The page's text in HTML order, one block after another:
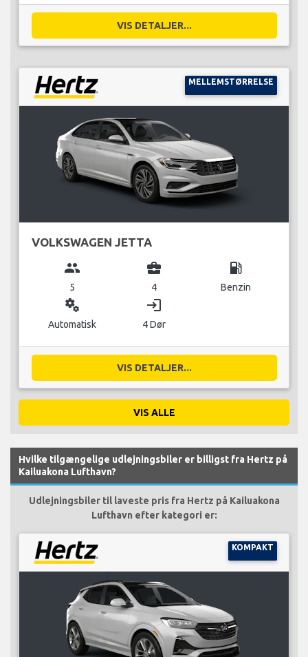
VIS DETALJER...
MELLEMSTØRRELSE
VOLKSWAGEN JETTA
group
5
business_center
4
local_gas_station
Benzin
miscellaneous_services
Automatisk
login
4 Dør
VIS DETALJER...
VIS ALLE
Hvilke tilgængelige udlejningsbiler er billigst fra Hertz på
Kailuakona Lufthavn?
Udlejningsbiler til laveste pris fra Hertz på Kailuakona
Lufthavn efter kategori er:
KOMPAKT